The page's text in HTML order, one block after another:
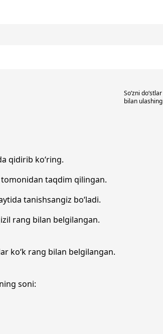
So‘zni do‘stlar
bilan ulashing
qidirib ko‘ring.
taqdim qilingan.
tanishsangiz bo‘ladi.
rang bilan belgilangan.
ko‘k rang bilan belgilangan.
soni: